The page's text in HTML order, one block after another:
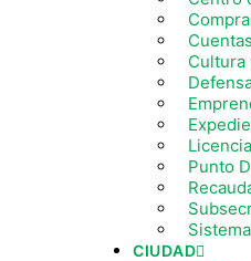
Cultura
Punto
CIUDAD